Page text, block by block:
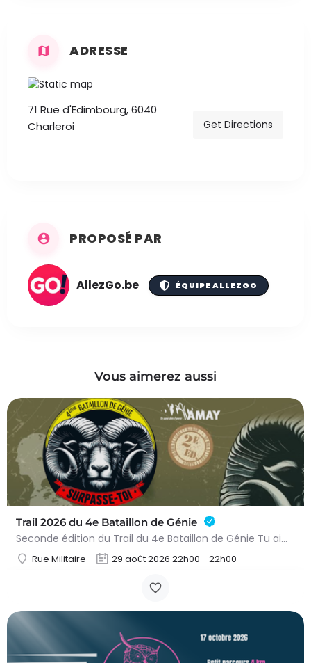
ADRESSE
71 Rue d'Edimbourg, 6040
Charleroi
Get Directions
PROPOSÉ PAR
AllezGo.be ÉQUIPE ALLEZGO
Vous aimerez aussi
Trail 2026 du 4e Bataillon de Génie
Seconde édition du Trail du 4e Bataillon de Génie Tu aimes les défis sportifs exigeants ? Tu es désireux de…
Rue Militaire 29 août 2026 22h00 - 22h00